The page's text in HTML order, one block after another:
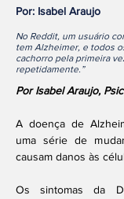
Por: Isabel Araujo
No Reddit, um usuário
tem Alzheimer, e todos
cachorro pela primeira
repetidamente.”
Por Isabel Araujo,
A doença de
uma série de
causam danos às
Os sintomas da